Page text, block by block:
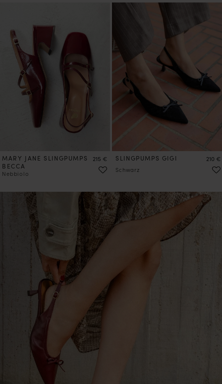
MARY JANE SLINGPUMPS
BECCA
Nebbiolo
Preis
215 € SLINGPUMPS GIGI
Schwarz
Preis
210 €